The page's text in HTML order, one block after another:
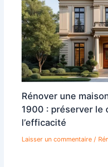
Rénover une
1900 : préserver le
l’efficacité
Laisser un commentaire /